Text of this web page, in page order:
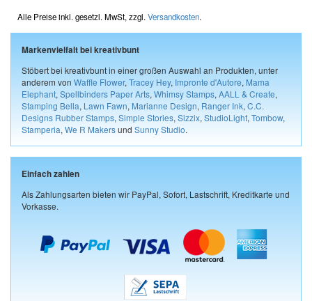
Alle Preise inkl. gesetzl. MwSt, zzgl. Versandkosten.
Markenvielfalt bei kreativbunt
Stöbert bei kreativbunt in einer großen Auswahl an Produkten, unter
anderem von Waffle Flower, Tracey Hey, Impronte d'Autore, Mama
Elephant, Spellbinders Paper Arts, Whimsy Stamps, AALL & Create,
Stamping Bella, Lawn Fawn, Marianne Design, Ranger Ink, C.C.
Designs Rubber Stamps, Simple Stories, Sizzix, StudioLight, Tombow,
Stamperia, We R Makersund Sunny Studio.
Einfach zahlen
Als Zahlungsarten bieten wir PayPal, Sofort, Lastschrift, Kreditkarte und
Vorkasse.